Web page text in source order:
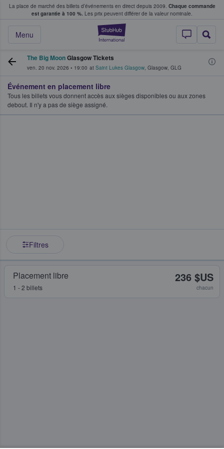
La place de marché des billets d’événements en direct depuis 2009. Chaque commande
est garantie à 100 %. Les prix peuvent différer de la valeur nominale.
StubHub - Où
Menu
fans achètent et vendent des billets
The Big MoonGlasgow Tickets
ven. 20 nov. 2026 • 19:00 at Saint Lukes Glasgow, Glasgow, GLG
Événement en placement libre
Tous les billets vous donnent accès aux sièges disponibles ou aux zones
debout. Il n'y a pas de siège assigné.
Filtres
Placement libre
1 - 2 billets
236 $US
chacun